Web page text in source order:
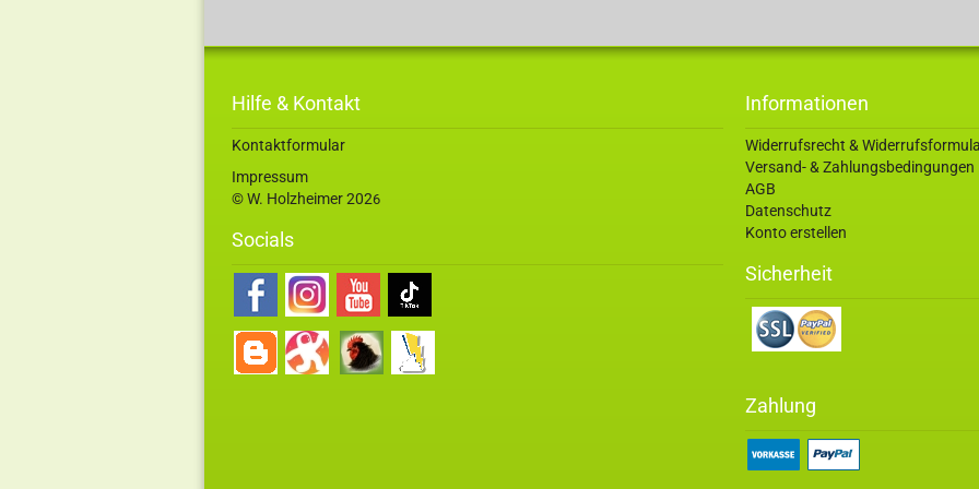
Hilfe & Kontakt
Kontaktformular
Impressum
© W. Holzheimer 2026
Socials
Informationen
Widerrufsrecht &
Versand- & Zahlungsbedingungen
AGB
Datenschutz
Konto erstellen
Sicherheit
Zahlung